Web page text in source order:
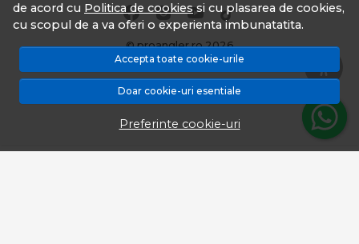
de acord cu Politica de cookiessi cu plasarea de cookies,
cu scopul de a va oferi o experienta imbunatatita.
Accepta toate cookie-urile
Doar cookie-uri esentiale
Preferinte cookie-uri
© proangler.ro 2026
Magazin online creat cu MerchantPro